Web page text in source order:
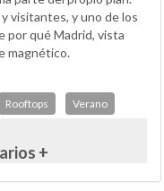
visitantes, y uno de los
por qué Madrid, vista
magnético.
Rooftops Verano
+